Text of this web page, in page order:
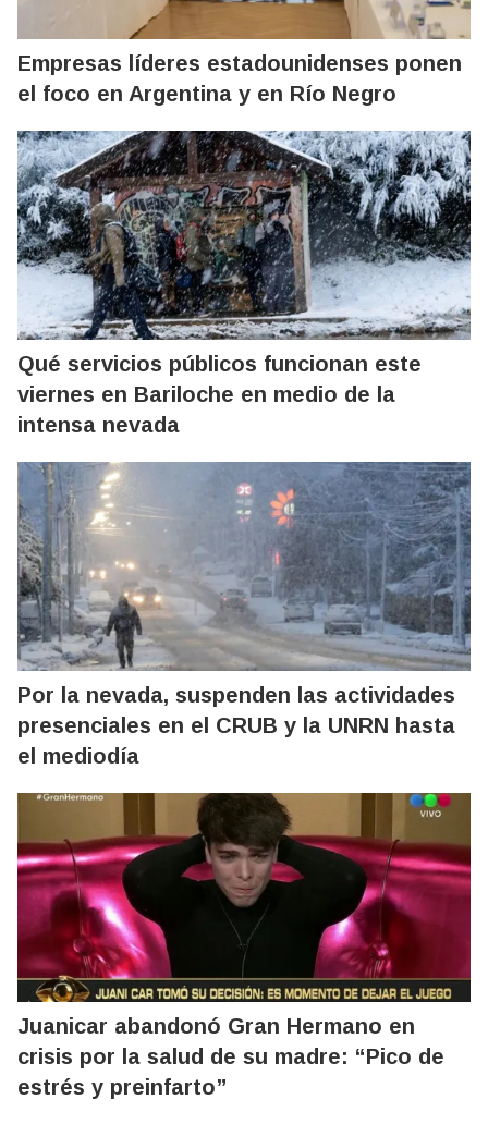
Empresas líderes estadounidenses ponen
el foco en Argentina y en Río Negro
Qué servicios públicos funcionan este
viernes en Bariloche en medio de la
intensa nevada
Por la nevada, suspenden las actividades
presenciales en el CRUB y la UNRN hasta
el mediodía
Juanicar abandonó Gran Hermano en
crisis por la salud de su madre: “Pico de
estrés y preinfarto”